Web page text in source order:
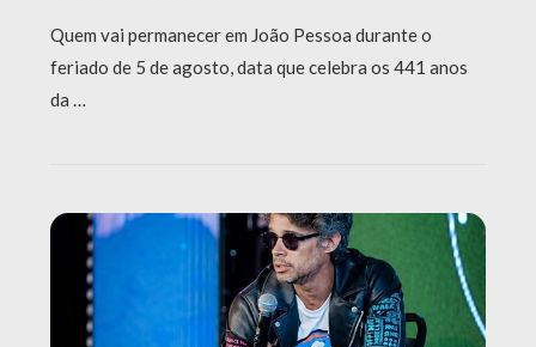
Quem vai permanecer em João Pessoa durante o
feriado de 5 de agosto, data que celebra os 441 anos
da …